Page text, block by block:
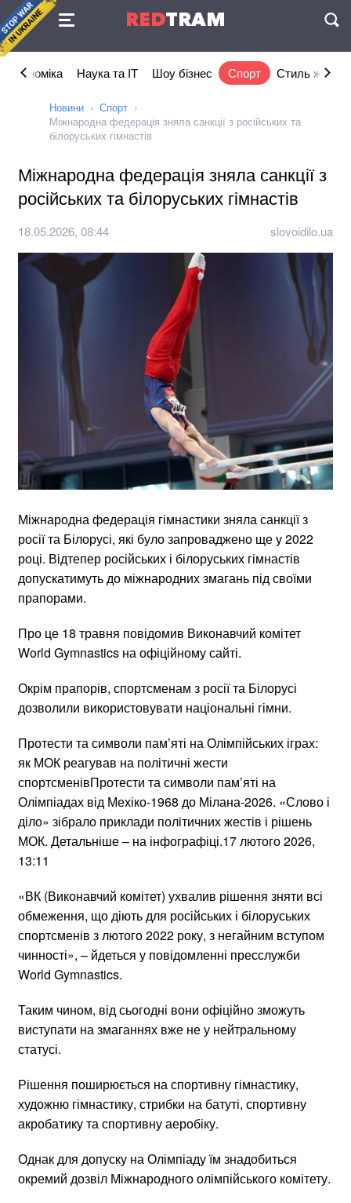
REDTRAM
Угода
Економіка Наука та IT Шоу бізнес Спорт Стиль життя
Новини
Спорт
Міжнародна федерація зняла санкції з російських та
білоруських гімнастів
Міжнародна федерація зняла санкції з
російських та білоруських гімнастів
18.05.2026, 08:44 slovoidilo.ua
Міжнародна федерація гімнастики зняла санкції з
росії та Білорусі, які було запроваджено ще у 2022
році. Відтепер російських і білоруських гімнастів
допускатимуть до міжнародних змагань під своїми
прапорами.
Про це 18 травня повідомив Виконавчий комітет
World Gymnastics на офіційному сайті.
Окрім прапорів, спортсменам з росії та Білорусі
дозволили використовувати національні гімни.
Протести та символи пам’яті на Олімпійських іграх:
як МОК реагував на політичні жести
спортсменівПротести та символи пам’яті на
Олімпіадах від Мехіко-1968 до Мілана-2026. «Слово і
діло» зібрало приклади політичних жестів і рішень
МОК. Детальніше – на інфографіці.17 лютого 2026,
13:11
«ВК (Виконавчий комітет) ухвалив рішення зняти всі
обмеження, що діють для російських і білоруських
спортсменів з лютого 2022 року, з негайним вступом
чинності», – йдеться у повідомленні пресслужби
World Gymnastics.
Таким чином, від сьогодні вони офіційно зможуть
виступати на змаганнях вже не у нейтральному
статусі.
Рішення поширюється на спортивну гімнастику,
художню гімнастику, стрибки на батуті, спортивну
акробатику та спортивну аеробіку.
Однак для допуску на Олімпіаду їм знадобиться
окремий дозвіл Міжнародного олімпійського комітету.